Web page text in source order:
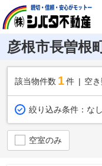
彦根市長曽根
該当物件数 1件 空
絞り込み条件： なし
空室のみ